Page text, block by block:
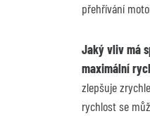
přehřívání
Jaký vliv má
maximální
zlepšuje
rychlost se